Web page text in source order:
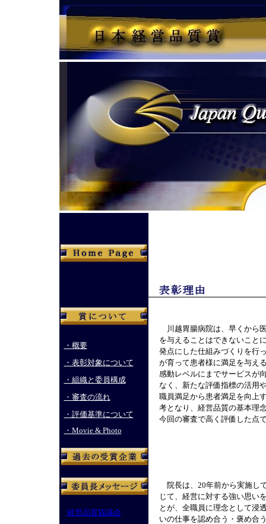
・概要
・表彰対象について
・組織と委員構成
・審査の流れ
・評価基準について
・Movie & Photo
経営品質協議会
川越胃腸病院は、早くから
を与えることはできないこと
発点にした仕組みづくりを行
が育って患者様に満足を与え
感動レベルにまでサービスが
なく、新たな評価指標の活用
職員満足から患者満足を向上
考となり、経営品質の基本理
今回の審査で高く評価した点
院長は、20年前から実施し
じて、経営に対する強い思い
とが、全職員に理念として浸
いの仕事を認め合う・褒め合